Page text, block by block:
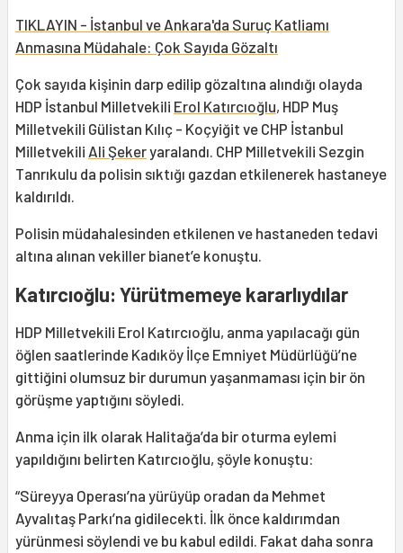
TIKLAYIN - İstanbul ve Ankara'da Suruç Katliamı
Anmasına Müdahale: Çok Sayıda Gözaltı
Çok sayıda kişinin darp edilip gözaltına alındığı olayda
HDP İstanbul Milletvekili Erol Katırcıoğlu, HDP Muş
Milletvekili Gülistan Kılıç - Koçyiğit ve CHP İstanbul
Milletvekili Ali Şekeryaralandı. CHP Milletvekili Sezgin
Tanrıkulu da polisin sıktığı gazdan etkilenerek hastaneye
kaldırıldı.
Polisin müdahalesinden etkilenen ve hastaneden tedavi
altına alınan vekiller bianet’e konuştu.
Katırcıoğlu: Yürütmemeye kararlıydılar
HDP Milletvekili Erol Katırcıoğlu, anma yapılacağı gün
öğlen saatlerinde Kadıköy İlçe Emniyet Müdürlüğü’ne
gittiğini olumsuz bir durumun yaşanmaması için bir ön
görüşme yaptığını söyledi.
Anma için ilk olarak Halitağa’da bir oturma eylemi
yapıldığını belirten Katırcıoğlu, şöyle konuştu:
“Süreyya Operası’na yürüyüp oradan da Mehmet
Ayvalıtaş Parkı’na gidilecekti. İlk önce kaldırımdan
yürünmesi söylendi ve bu kabul edildi. Fakat daha sonra